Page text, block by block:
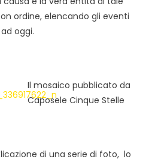
ordine, elencando gli eventi
oggi.
Il mosaico pubblicato da
Caposele Cinque Stelle
di una serie di foto, lo